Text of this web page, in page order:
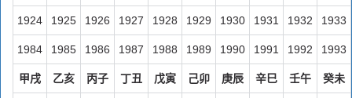
1924 1925 1926 1927 1928 1929 1930 1931 1932 1933
1984 1985 1986 1987 1988 1989 1990 1991 1992 1993
甲戌 乙亥 丙子 丁丑 戊寅 己卯 庚辰 辛巳 壬午 癸未